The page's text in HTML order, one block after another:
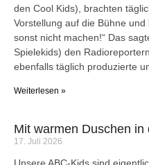
den Cool Kids), brachten
Vorstellung auf die Bühne
sonst nicht machen!“ Das
Spielekids) den
ebenfalls täglich produzierte
Weiterlesen »
Mit warmen Duschen in
17. Juli 2026
Unsere ABC-Kids sind